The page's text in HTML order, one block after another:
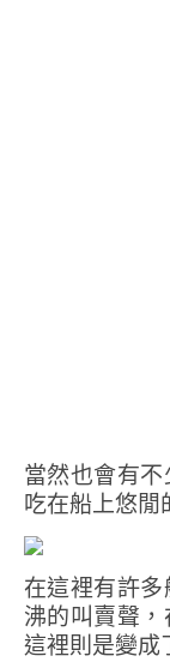
當然也會有
吃在船上悠閒
在這裡有許
沸的叫賣聲
這裡則是變成